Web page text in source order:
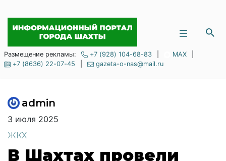
Размещение рекламы: +7 (928) 104-68-83 MAX
+7 (8636) 22-07-45
gazeta-o-nas@mail.ru
admin
3 июля 2025
ЖКХ
В Шахтах провели